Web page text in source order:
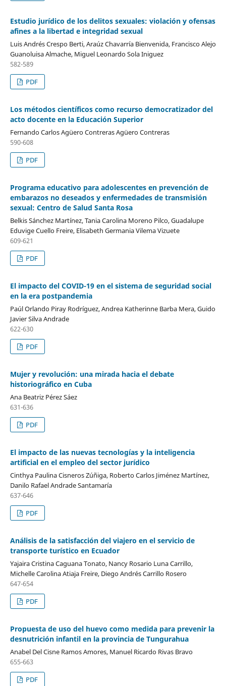
Estudio jurídico de los delitos sexuales: violación y ofensas
afines a la libertad e integridad sexual
Luis Andrés Crespo Berti, Araúz Chavarría Bienvenida, Francisco Alejo
Guanoluisa Almache, Miguel Leonardo Sola Iniguez
582-589
PDF
Los métodos científicos como recurso democratizador del
acto docente en la Educación Superior
Fernando Carlos Agüero Contreras Agüero Contreras
590-608
PDF
Programa educativo para adolescentes en prevención de
embarazos no deseados y enfermedades de transmisión
sexual: Centro de Salud Santa Rosa
Belkis Sánchez Martínez, Tania Carolina Moreno Pilco, Guadalupe
Eduvige Cuello Freire, Elisabeth Germania Vilema Vizuete
609-621
PDF
El impacto del COVID-19 en el sistema de seguridad social
en la era postpandemia
Paúl Orlando Piray Rodríguez, Andrea Katherinne Barba Mera, Guido
Javier Silva Andrade
622-630
PDF
Mujer y revolución: una mirada hacia el debate
historiográfico en Cuba
Ana Beatriz Pérez Sáez
631-636
PDF
El impacto de las nuevas tecnologías y la inteligencia
artificial en el empleo del sector jurídico
Cinthya Paulina Cisneros Zúñiga, Roberto Carlos Jiménez Martínez,
Danilo Rafael Andrade Santamaría
637-646
PDF
Análisis de la satisfacción del viajero en el servicio de
transporte turístico en Ecuador
Yajaira Cristina Caguana Tonato, Nancy Rosario Luna Carrillo,
Michelle Carolina Atiaja Freire, Diego Andrés Carrillo Rosero
647-654
PDF
Propuesta de uso del huevo como medida para prevenir la
desnutrición infantil en la provincia de Tungurahua
Anabel Del Cisne Ramos Amores, Manuel Ricardo Rivas Bravo
655-663
PDF